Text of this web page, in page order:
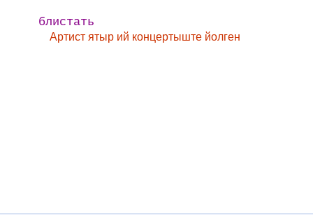
блистать
Артист ятыр ий концертыште йолген